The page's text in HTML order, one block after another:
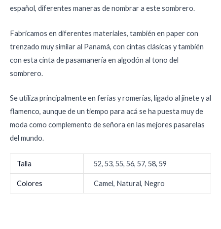
español, diferentes maneras de nombrar a este sombrero.
Fabricamos en diferentes materiales, también en paper con
trenzado muy similar al Panamá, con cintas clásicas y también
con esta cinta de pasamanería en algodón al tono del
sombrero.
Se utiliza principalmente en ferias y romerías, ligado al jinete y al
flamenco, aunque de un tiempo para acá se ha puesta muy de
moda como complemento de señora en las mejores pasarelas
del mundo.
Talla 52, 53, 55, 56, 57, 58, 59
Colores Camel, Natural, Negro